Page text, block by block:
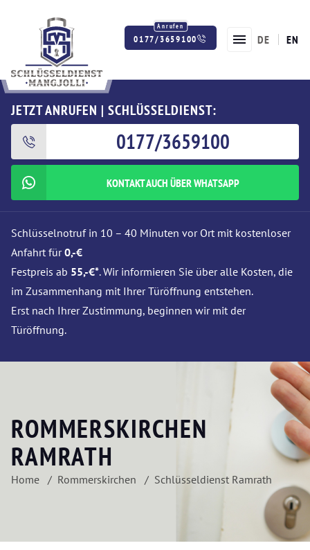
0177/3659100 DE EN
JETZT ANRUFEN | SCHLÜSSELDIENST:
0177/3659100
KONTAKT AUCH ÜBER WHATSAPP
Schlüsselnotruf in 10 – 40 Minuten vor Ort mit kostenloser
Anfahrt für0,-€
Festpreis ab 55,-€*. Wir informieren Sie über alle Kosten, die
im Zusammenhang mit Ihrer Türöffnung entstehen.
Erst nach Ihrer Zustimmung, beginnen wir mit der
Türöffnung.
ROMMERSKIRCHEN
RAMRATH
Home Rommerskirchen Schlüsseldienst Ramrath